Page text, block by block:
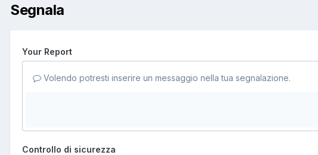
Segnala
Your Report
Volendo potresti inserire un messaggio nella tua segnalazione.
Controllo di sicurezza